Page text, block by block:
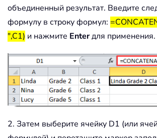
объединенный результат. Введите
формулу в строку формул:
",C1) и нажмите Enterдля применения.
2. Затем выберите ячейку D1 (или